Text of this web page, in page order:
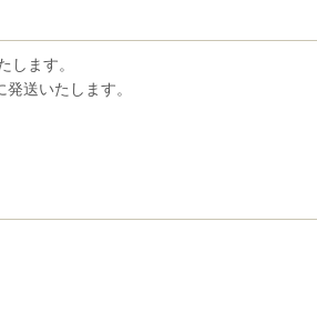
ます。
送いたします。